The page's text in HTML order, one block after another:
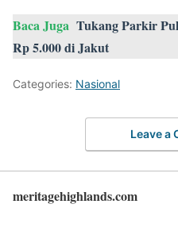
Baca Juga Tukang Parkir
Rp 5.000 di Jakut
Categories: Nasional
Leave a
meritagehighlands.com